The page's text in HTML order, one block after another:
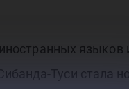
Туси стала
в рамках